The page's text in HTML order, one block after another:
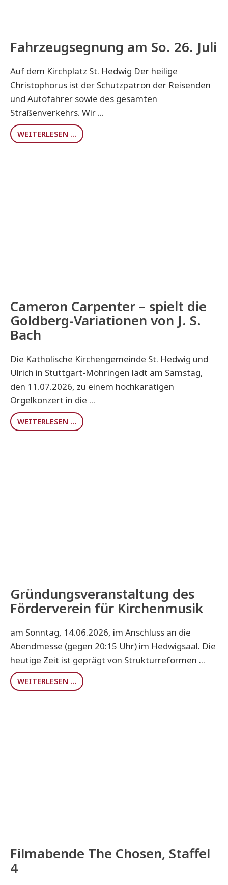
Fahrzeugsegnung am So. 26. Juli
Auf dem Kirchplatz St. Hedwig Der heilige
Christophorus ist der Schutzpatron der Reisenden
und Autofahrer sowie des gesamten
Straßenverkehrs. Wir ...
WEITERLESEN …
Cameron Carpenter – spielt die
Goldberg-Variationen von J. S.
Bach
Die Katholische Kirchengemeinde St. Hedwig und
Ulrich in Stuttgart-Möhringen lädt am Samstag,
den 11.07.2026, zu einem hochkarätigen
Orgelkonzert in die ...
WEITERLESEN …
Gründungsveranstaltung des
Förderverein für Kirchenmusik
am Sonntag, 14.06.2026, im Anschluss an die
Abendmesse (gegen 20:15 Uhr) im Hedwigsaal. Die
heutige Zeit ist geprägt von Strukturreformen ...
WEITERLESEN …
Filmabende The Chosen, Staffel
4